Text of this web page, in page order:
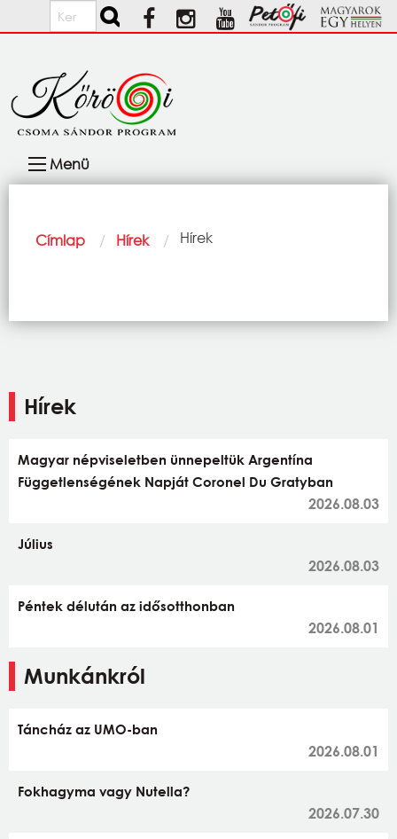
Ugrás a tartalomra
Keresés
navigáció
Menü
Morzsa
Címlap Hírek Current:
Hírek
Hírek
Magyar népviseletben ünnepeltük Argentína
Függetlenségének Napját Coronel Du Gratyban
2026.08.03
Július
2026.08.03
Péntek délután az idősotthonban
2026.08.01
Munkánkról
Táncház az UMO-ban
2026.08.01
Fokhagyma vagy Nutella?
2026.07.30